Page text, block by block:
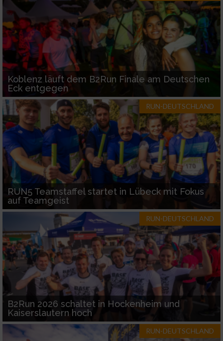
Koblenz läuft dem B2Run Finale am Deutschen
Eck entgegen
RUN-DEUTSCHLAND
RUN5 Teamstaffel startet in Lübeck mit Fokus
auf Teamgeist
RUN-DEUTSCHLAND
B2Run 2026 schaltet in Hockenheim und
Kaiserslautern hoch
RUN-DEUTSCHLAND